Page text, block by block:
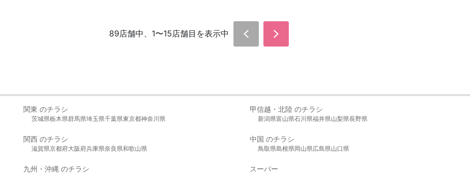
89店舗中、1〜15店舗目を表示中
関東 のチラシ
茨城県栃木県群馬県埼玉県千葉県東京都神奈川県
甲信越・北陸 のチラシ
新潟県富山県石川県福井県山梨県長野県
関西 のチラシ
滋賀県京都府大阪府兵庫県奈良県和歌山県
中国 のチラシ
鳥取県島根県岡山県広島県山口県
九州・沖縄 のチラシ スーパー